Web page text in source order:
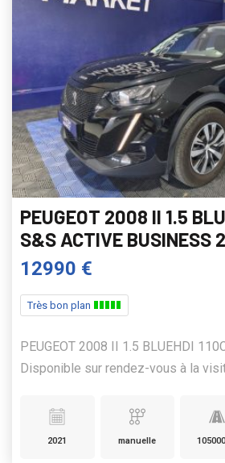
PEUGEOT 2008 II 1.5
S&S ACTIVE BUSINESS
12990 €
Très bon plan
PEUGEOT 2008 II 1.5 BLUEHDI
Disponible sur rendez-vous à la
2021 manuelle